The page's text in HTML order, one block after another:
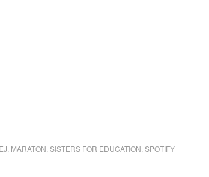
MARATON SISTERS FOR EDUCATION SPOTIFY